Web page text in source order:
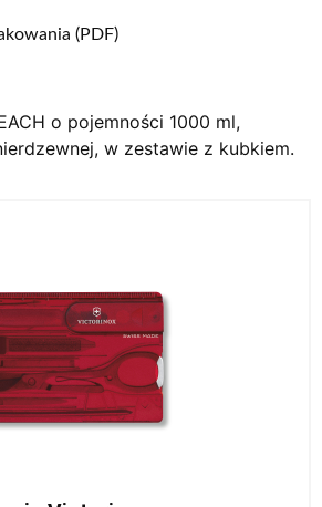
(PDF)
o pojemności 1000 ml,
w zestawie z kubkiem.